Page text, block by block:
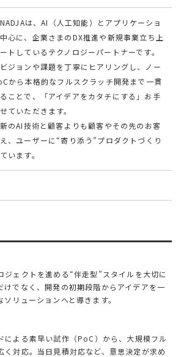
は、AI（人工知能）とアプリケーショ
心に、企業さまのDX推進や新規事業立ち上
トしているテクノロジーパートナーです。
ジョンや課題を丁寧にヒアリングし、ノー
から本格的なフルスクラッチ開発まで一貫
ことで、「アイデアをカタチにする」お手
ていただきます。
のAI技術と顧客よりも顧客やその先のお客
、ユーザーに“寄り添う”プロダクトづくり
います。
ジェクトを進める“伴走型”スタイルを大切に
けでなく、開発の初期段階からアイデアを一
リューションへと導きます。
による素早い試作（PoC）から、大規模フル
く対応。当日見積対応など、意思決定が求め